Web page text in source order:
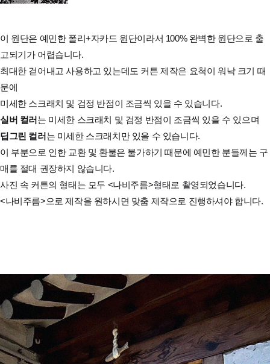
이 원단은 예민한 폴리+자카드 원단이라서 100% 완벽한 원단으로 출
고되기가 어렵습니다.
최대한 걷어내고 사용하고 있는데도 커튼 제작은 요척이 워낙 크기 때
문에
미세한 스크래치 및 검정 반점이 조금씩 있을 수 있습니다.
실버 컬러는 미세한 스크래치 및 검정 반점이 조금씩 있을 수 있으며
딥그린 컬러는 미세한 스크래치만 있을 수 있습니다.
이 부분으로 인한 교환 및 환불은 불가하기 때문에 예민한 분들께는 구
매를 절대 권장하지 않습니다.
사진 속 커튼의 형태는 모두 <나비주름>형태로 촬영되었습니다.
<나비주름>으로 제작을 원하시면 맞춤 제작으로 진행하셔야 합니다.